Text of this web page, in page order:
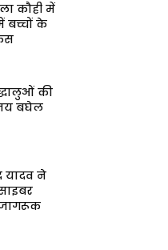
कौही में
बच्चों के
की
बघेल
यादव ने
जागरूक